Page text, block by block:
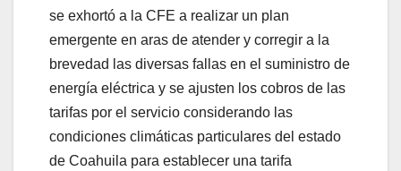
se exhortó a la CFE a realizar un plan
emergente en aras de atender y corregir a la
brevedad las diversas fallas en el suministro de
energía eléctrica y se ajusten los cobros de las
tarifas por el servicio considerando las
condiciones climáticas particulares del estado
de Coahuila para establecer una tarifa